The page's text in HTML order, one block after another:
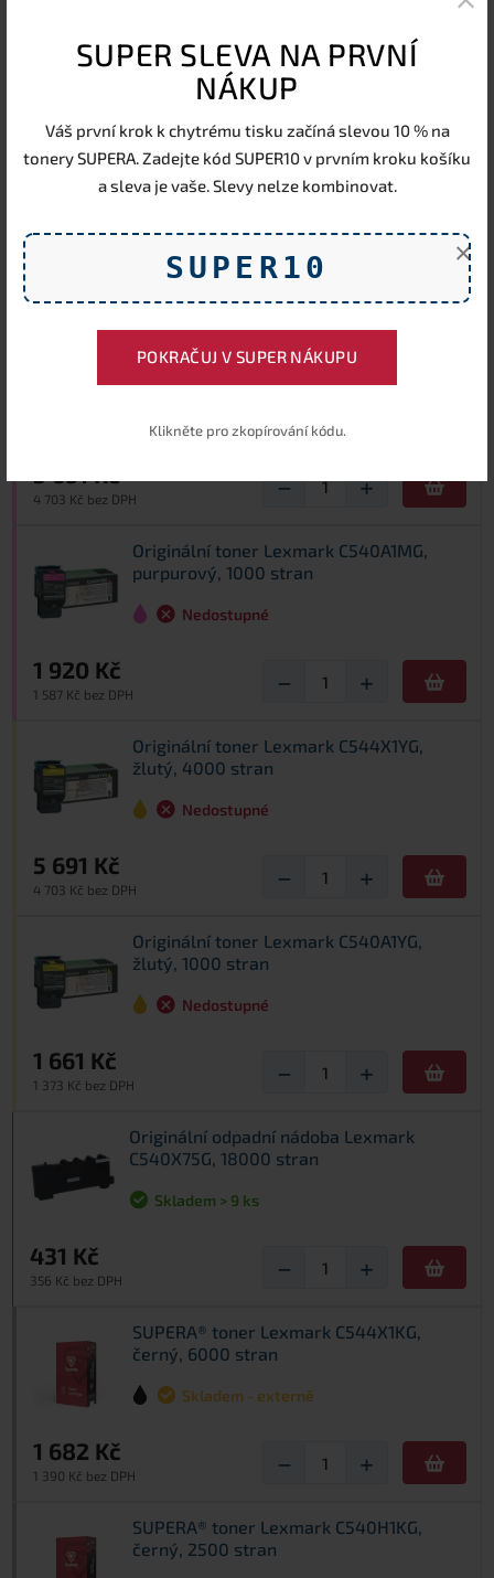
SUPER SLEVA NA PRVNÍ
NÁKUP
Váš první krok k chytrému tisku začíná slevou 10 % na
tonery SUPERA. Zadejte kód SUPER10 v prvním kroku košíku
a sleva je vaše. Slevy nelze kombinovat.
SUPER10
POKRAČUJ V SUPER NÁKUPU
Klikněte pro zkopírování kódu.
×
−
Originální toner Lexmark C540H1MG,
purpurový, 2000 stran
2 722 Kč bez DPH
Originální toner Lexmark C544X1MG,
5 691 Kč
4 703 Kč bez DPH − +
Originální toner Lexmark C540A1MG,
purpurový, 1000 stran
Nedostupné
1 920 Kč
1 587 Kč bez DPH − +
Originální toner Lexmark C544X1YG,
žlutý, 4000 stran
Nedostupné
5 691 Kč
4 703 Kč bez DPH − +
Originální toner Lexmark C540A1YG,
žlutý, 1000 stran
Nedostupné
1 661 Kč
1 373 Kč bez DPH − +
Originální odpadní nádoba Lexmark
C540X75G, 18000 stran
Skladem > 9 ks
431 Kč
356 Kč bez DPH − +
SUPERA® toner Lexmark C544X1KG,
černý, 6000 stran
Skladem - externě
1 682 Kč
1 390 Kč bez DPH − +
SUPERA® toner Lexmark C540H1KG,
černý, 2500 stran